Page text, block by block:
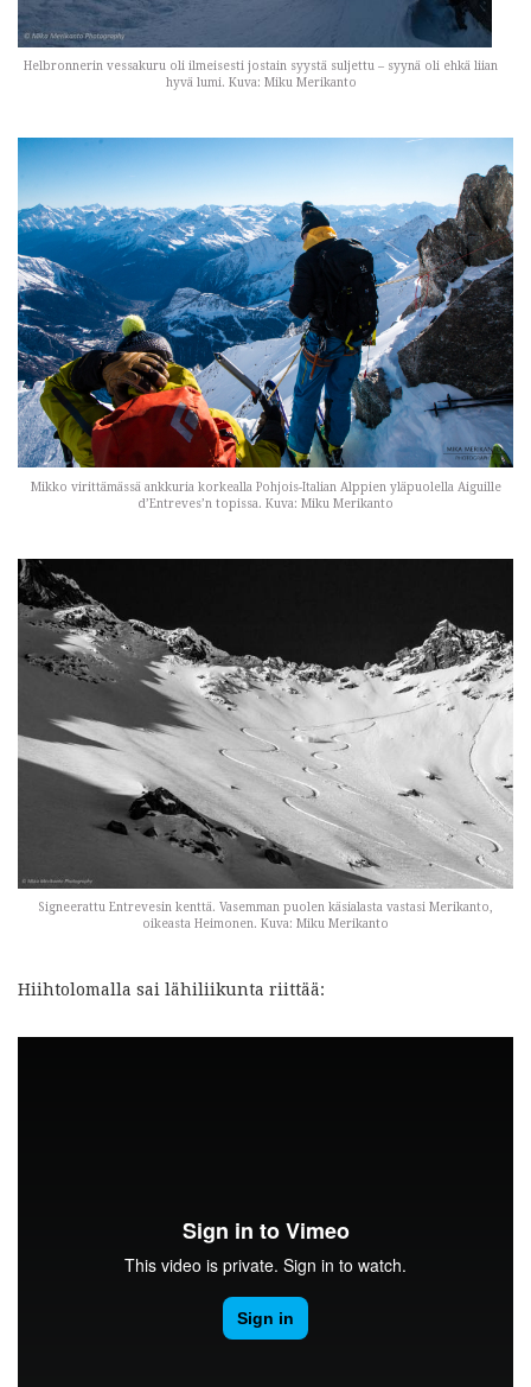
Helbronnerin vessakuru oli ilmeisesti jostain syystä suljettu – syynä oli ehkä liian
hyvä lumi. Kuva: Miku Merikanto
Mikko virittämässä ankkuria korkealla Pohjois-Italian Alppien yläpuolella Aiguille
d’Entreves’n topissa. Kuva: Miku Merikanto
Signeerattu Entrevesin kenttä. Vasemman puolen käsialasta vastasi Merikanto,
oikeasta Heimonen. Kuva: Miku Merikanto
Hiihtolomalla sai lähiliikunta riittää: